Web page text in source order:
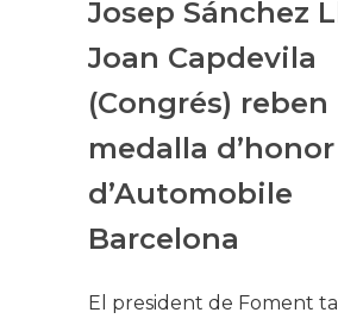
Josep Sánchez
Joan Capdevila
(Congrés) reben
medalla d’honor
d’Automobile
Barcelona
El president de Foment